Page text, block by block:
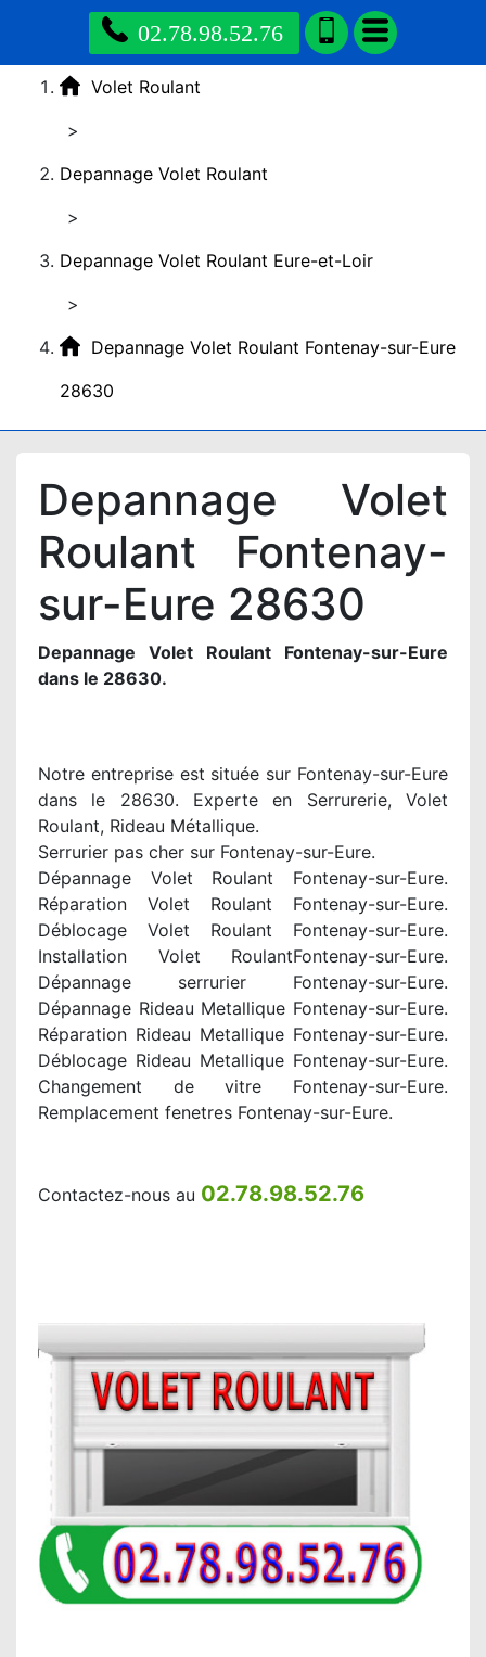
02.78.98.52.76
Volet Roulant
>
Depannage Volet Roulant
>
Depannage Volet Roulant Eure-et-Loir
>
Depannage Volet Roulant Fontenay-sur-Eure
28630
Depannage Volet
Roulant Fontenay-
sur-Eure 28630
Depannage Volet Roulant Fontenay-sur-Eure
dans le 28630.
Notre entreprise est située sur Fontenay-sur-Eure
dans le 28630. Experte en Serrurerie, Volet
Roulant, Rideau Métallique.
Serrurier pas cher sur Fontenay-sur-Eure.
Dépannage Volet Roulant Fontenay-sur-Eure.
Réparation Volet Roulant Fontenay-sur-Eure.
Déblocage Volet Roulant Fontenay-sur-Eure.
Installation Volet RoulantFontenay-sur-Eure.
Dépannage serrurier Fontenay-sur-Eure.
Dépannage Rideau Metallique Fontenay-sur-Eure.
Réparation Rideau Metallique Fontenay-sur-Eure.
Déblocage Rideau Metallique Fontenay-sur-Eure.
Changement de vitre Fontenay-sur-Eure.
Remplacement fenetres Fontenay-sur-Eure.
Contactez-nous au 02.78.98.52.76